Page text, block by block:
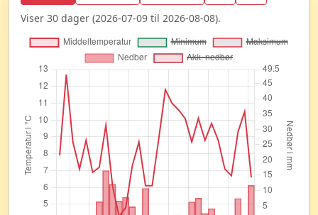
Viser 30 dager (2026-07-09 til 2026-08-08).